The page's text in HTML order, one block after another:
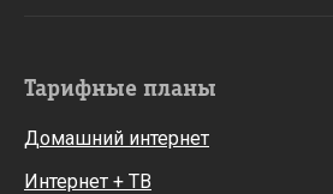
Тарифные планы
Домашний интернет
Интернет + ТВ